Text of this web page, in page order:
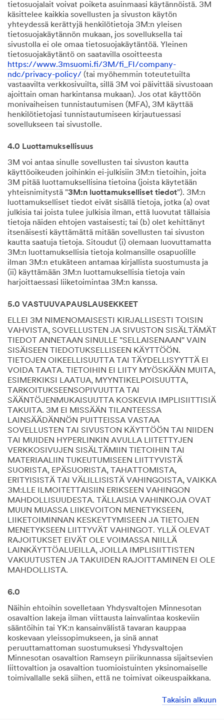
tietosuojalait voivat poiketa asuinmaasi käytännöistä. 3M
käsittelee kaikkia sovellusten ja sivuston käytön
yhteydessä kerättyjä henkilötietoja 3M:n yleisen
tietosuojakäytännön mukaan, jos sovelluksella tai
sivustolla ei ole omaa tietosuojakäytäntöä. Yleinen
tietosuojakäytäntö on saatavilla osoitteesta
https://www.3msuomi.fi/3M/fi_FI/company-
ndc/privacy-policy/ (tai myöhemmin toteutetuilta
vastaavilta verkkosivuilta, sillä 3M voi päivittää sivustoaan
ajoittain oman harkintansa mukaan). Jos otat käyttöön
monivaiheisen tunnistautumisen (MFA), 3M käyttää
henkilötietojasi tunnistautumiseen kirjautuessasi
sovellukseen tai sivustolle.
4.0 Luottamuksellisuus
3M voi antaa sinulle sovellusten tai sivuston kautta
käyttöoikeuden joihinkin ei-julkisiin 3M:n tietoihin, joita
3M pitää luottamuksellisina tietoina (joista käytetään
yhteisnimitystä "3M:n luottamukselliset tiedot"). 3M:n
luottamukselliset tiedot eivät sisällä tietoja, jotka (a) ovat
julkisia tai joista tulee julkisia ilman, että luovutat tällaisia
tietoja näiden ehtojen vastaisesti; tai (b) olet kehittänyt
itsenäisesti käyttämättä mitään sovellusten tai sivuston
kautta saatuja tietoja. Sitoudut (i) olemaan luovuttamatta
3M:n luottamuksellisia tietoja kolmansille osapuolille
ilman 3M:n etukäteen antamaa kirjallista suostumusta ja
(ii) käyttämään 3M:n luottamuksellisia tietoja vain
harjoittaessasi liiketoimintaa 3M:n kanssa.
5.0 VASTUUVAPAUSLAUSEKKEET
ELLEI 3M NIMENOMAISESTI KIRJALLISESTI TOISIN
VAHVISTA, SOVELLUSTEN JA SIVUSTON SISÄLTÄMÄT
TIEDOT ANNETAAN SINULLE "SELLAISENAAN" VAIN
SISÄISEEN TIEDOTUKSELLISEEN KÄYTTÖÖN.
TIETOJEN OIKEELLISUUTTA TAI TÄYDELLISYYTTÄ EI
VOIDA TAATA. TIETOIHIN EI LIITY MYÖSKÄÄN MUITA,
ESIMERKIKSI LAATUA, MYYNTIKELPOISUUTTA,
TARKOITUKSEENSOPIVUUTTA TAI
SÄÄNTÖJENMUKAISUUTTA KOSKEVIA IMPLISIITTISIÄ
TAKUITA. 3M EI MISSÄÄN TILANTEESSA
LAINSÄÄDÄNNÖN PUITTEISSA VASTAA
SOVELLUSTEN TAI SIVUSTON KÄYTTÖÖN TAI NIIDEN
TAI MUIDEN HYPERLINKIN AVULLA LIITETTYJEN
VERKKOSIVUJEN SISÄLTÄMIIN TIETOIHIN TAI
MATERIAALIIN TUKEUTUMISEEN LIITTYVISTÄ
SUORISTA, EPÄSUORISTA, TAHATTOMISTA,
ERITYISISTÄ TAI VÄLILLISISTÄ VAHINGOISTA, VAIKKA
3M:LLE ILMOITETTAISIIN ERIKSEEN VAHINGON
MAHDOLLISUUDESTA. TÄLLAISIA VAHINKOJA OVAT
MUUN MUASSA LIIKEVOITON MENETYKSEEN,
LIIKETOIMINNAN KESKEYTYMISEEN JA TIETOJEN
MENETYKSEEN LIITTYVÄT VAHINGOT. YLLÄ OLEVAT
RAJOITUKSET EIVÄT OLE VOIMASSA NIILLÄ
LAINKÄYTTÖALUEILLA, JOILLA IMPLISIITTISTEN
VAKUUTUSTEN JA TAKUIDEN RAJOITTAMINEN EI OLE
MAHDOLLISTA.
6.0
Näihin ehtoihin sovelletaan Yhdysvaltojen Minnesotan
osavaltion lakeja ilman viittausta lainvalintaa koskeviin
sääntöihin tai YK:n kansainvälistä tavaran kauppaa
koskevaan yleissopimukseen, ja sinä annat
peruuttamattoman suostumuksesi Yhdysvaltojen
Minnesotan osavaltion Ramseyn piirikunnassa sijaitsevien
liittovaltion ja osavaltion tuomioistuinten yksinomaiselle
toimivallalle sekä siihen, että ne toimivat oikeuspaikkana.
Takaisin alkuun